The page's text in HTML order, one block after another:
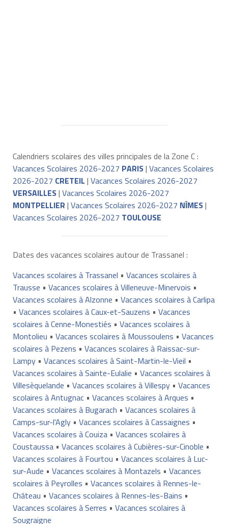
Calendriers scolaires des villes principales de la Zone C :
Vacances Scolaires 2026-2027 PARIS| Vacances Scolaires
2026-2027 CRETEIL | Vacances Scolaires 2026-2027
VERSAILLES| Vacances Scolaires 2026-2027
MONTPELLIER | Vacances Scolaires 2026-2027 NÎMES|
Vacances Scolaires 2026-2027 TOULOUSE
Dates des vacances scolaires autour de Trassanel :
Vacances scolaires à Trassanel • Vacances scolaires à
Trausse • Vacances scolaires à Villeneuve-Minervois •
Vacances scolaires à Alzonne • Vacances scolaires à Carlipa
• Vacances scolaires à Caux-et-Sauzens • Vacances
scolaires à Cenne-Monestiés • Vacances scolaires à
Montolieu • Vacances scolaires à Moussoulens • Vacances
scolaires à Pezens • Vacances scolaires à Raissac-sur-
Lampy• Vacances scolaires à Saint-Martin-le-Vieil •
Vacances scolaires à Sainte-Eulalie • Vacances scolaires à
Villesèquelande • Vacances scolaires à Villespy• Vacances
scolaires à Antugnac• Vacances scolaires à Arques •
Vacances scolaires à Bugarach • Vacances scolaires à
Camps-sur-l'Agly• Vacances scolaires à Cassaignes •
Vacances scolaires à Couiza• Vacances scolaires à
Coustaussa• Vacances scolaires à Cubières-sur-Cinoble •
Vacances scolaires à Fourtou • Vacances scolaires à Luc-
sur-Aude • Vacances scolaires à Montazels • Vacances
scolaires à Peyrolles • Vacances scolaires à Rennes-le-
Château • Vacances scolaires à Rennes-les-Bains •
Vacances scolaires à Serres • Vacances scolaires à
Sougraigne